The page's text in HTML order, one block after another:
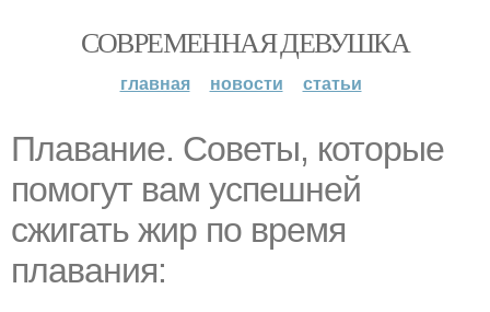
СОВРЕМЕННАЯ ДЕВУШКА
главная новости статьи
Плавание. Советы, которые
помогут вам успешней
сжигать жир по время
плавания: